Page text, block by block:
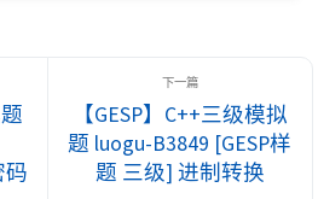
码
【GESP】C++三级模拟
题 luogu-B3849 [GESP样
题 三级] 进制转换